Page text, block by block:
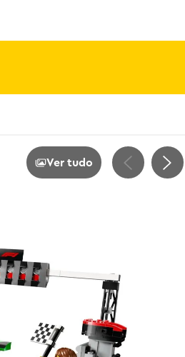
Ver tudo